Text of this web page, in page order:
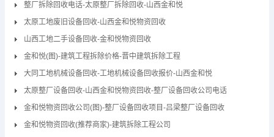
整厂拆除回收电话-太原整厂拆除回收-山西金和悦
太原工地废旧设备回收-山西金和悦物资回收
山西工地二手设备回收-金和悦物资回收
金和悦(图)-建筑工程拆除价格-晋中建筑拆除工程
大同工地机械设备回收-工地机械设备回收报价-山西金和悦
太原整厂设备回收-山西金和悦物资回收-整厂设备回收公司电话
金和悦物资回收公司(图)-整厂设备回收项目-吕梁整厂设备回收
金和悦物资回收(推荐商家)-建筑拆除工程公司